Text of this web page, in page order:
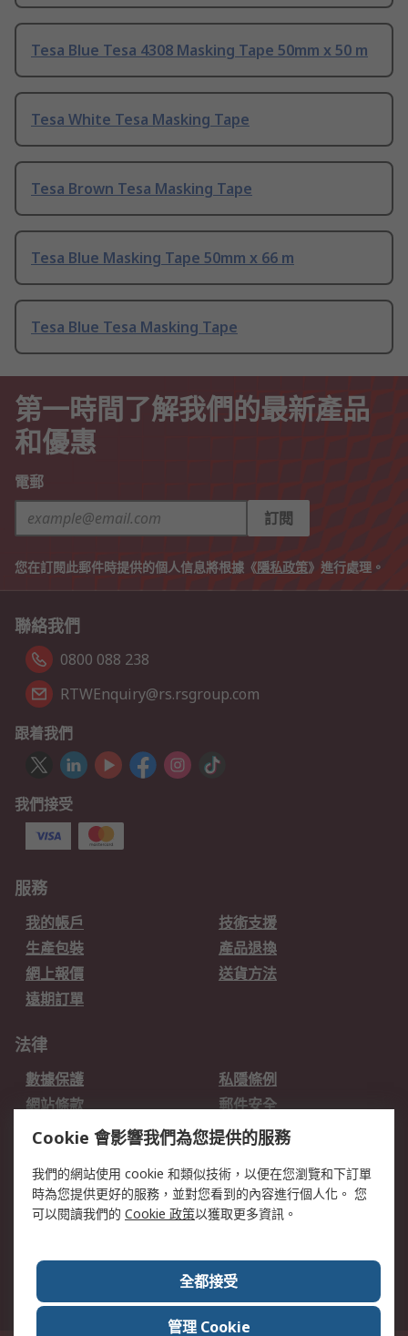
Tesa Blue Tesa 4308 Masking Tape 50mm x 50 m
Tesa White Tesa Masking Tape
Tesa Brown Tesa Masking Tape
Tesa Blue Masking Tape 50mm x 66 m
Tesa Blue Tesa Masking Tape
第一時間了解我們的最新產品
和優惠
電郵
訂閱
您在訂閱此郵件時提供的個人信息將根據《隱私政策》進行處理。
聯絡我們
0800 088 238
RTWEnquiry@rs.rsgroup.com
跟着我們
我們接受
服務
我的帳戶
技術支援
生產包裝
產品退換
網上報價
送貨方法
遠期訂單
法律
數據保護
私隱條例
網站條款
郵件安全
销售条款和条件
關於RS
RS的歷史
關於RS
加入我們
新聞中心
RS銷售條款
Cookie 會影響我們為您提供的服務
我們的網站使用 cookie 和類似技術，以便在您瀏覽和下訂單
時為您提供更好的服務，並對您看到的內容進行個人化。 您
可以閱讀我們的 Cookie 政策以獲取更多資訊。
全都接受
管理 Cookie